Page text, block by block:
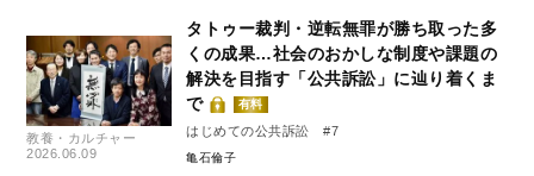
教養・カルチャー
2026.06.09
タトゥー裁判・逆転無罪が勝ち取った多
くの成果…社会のおかしな制度や課題の
解決を目指す「公共訴訟」に辿り着くま
で
有料
はじめての公共訴訟 #7
亀石倫子